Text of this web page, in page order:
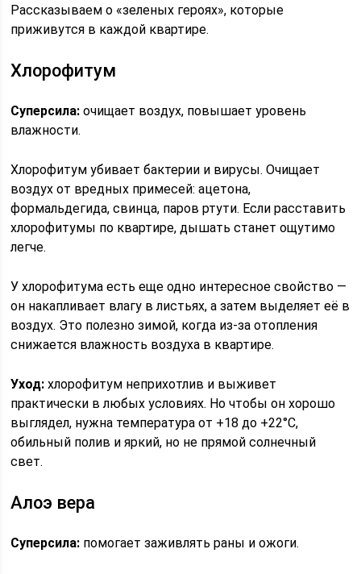
Рассказываем о «зеленых героях», которые
приживутся в каждой квартире.
Хлорофитум
Суперсила: очищает воздух, повышает уровень
влажности.
Хлорофитум убивает бактерии и вирусы. Очищает
воздух от вредных примесей: ацетона,
формальдегида, свинца, паров ртути. Если расставить
хлорофитумы по квартире, дышать станет ощутимо
легче.
У хлорофитума есть еще одно интересное свойство —
он накапливает влагу в листьях, а затем выделяет её в
воздух. Это полезно зимой, когда из-за отопления
снижается влажность воздуха в квартире.
Уход: хлорофитум неприхотлив и выживет
практически в любых условиях. Но чтобы он хорошо
выглядел, нужна температура от +18 до +22°C,
обильный полив и яркий, но не прямой солнечный
свет.
Алоэ вера
Суперсила: помогает заживлять раны и ожоги.